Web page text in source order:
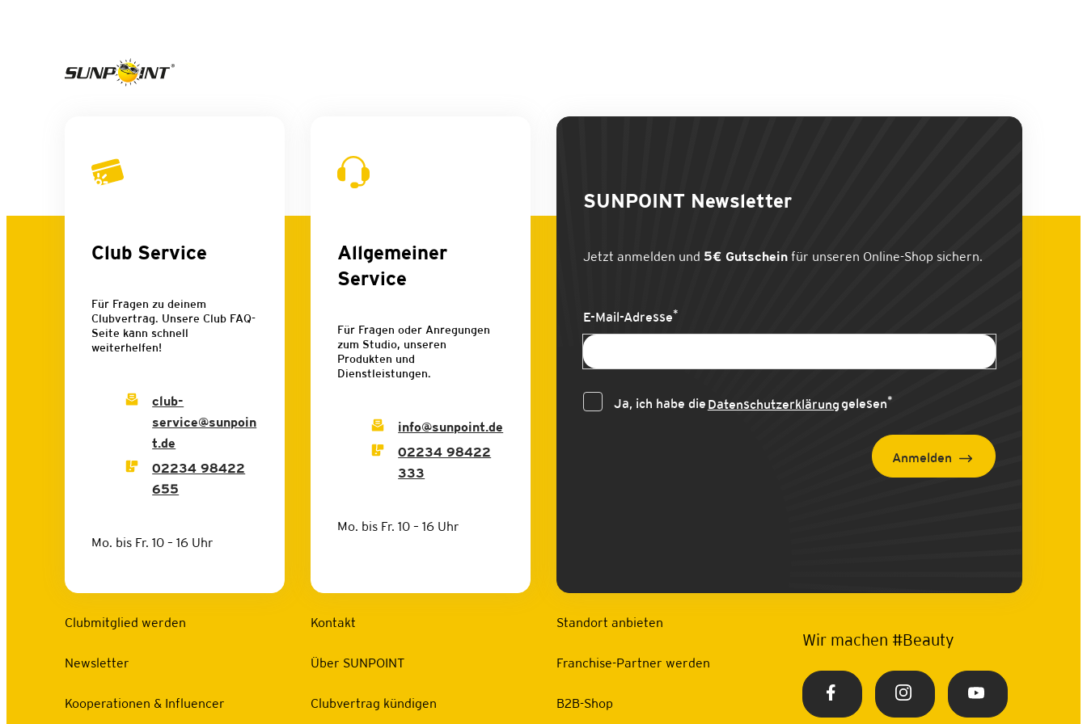
Club Service
Für Fragen zu deinem
Clubvertrag. Unsere Club FAQ-
Seite kann schnell
weiterhelfen!
club-
service@sunpoin
t.de
02234 98422
655
Mo. bis Fr. 10 – 16 Uhr
Allgemeiner
Service
Für Fragen oder Anregungen
zum Studio, unseren
Produkten und
Dienstleistungen.
info@sunpoint.de
02234 98422
333
Mo. bis Fr. 10 – 16 Uhr
SUNPOINT Newsletter
Jetzt anmelden und 5€ Gutschein für unseren Online-Shop sichern.
E-Mail-Adresse*
Ja, ich habe die Datenschutzerklärunggelesen*
Anmelden
Clubmitglied werden
Newsletter
Kooperationen & Influencer
Kontakt
Über SUNPOINT
Clubvertrag kündigen
Standort anbieten
Franchise-Partner werden
B2B-Shop
Wir machen #Beauty